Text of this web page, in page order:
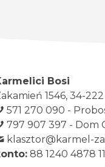
Bosi
1546, 34-
571 270 090 -
797 907 397 - Dom
klasztor@karmel-
88 1240 4878